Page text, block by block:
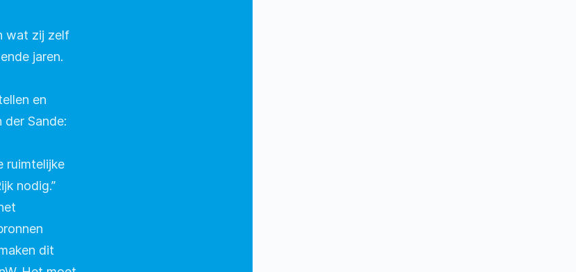
wat zij zelf
jaren.
en
Sande:
ruimtelijke
nodig.”
dit